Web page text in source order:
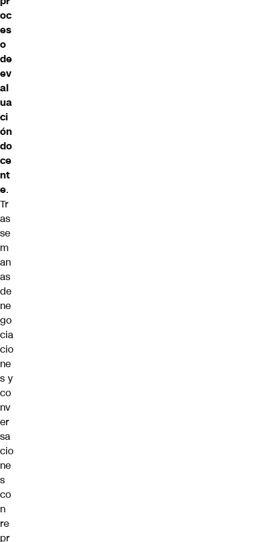
oc
es
o
de
ev
al
ua
ci
ón
do
ce
nt
e.
Tr
as
se
m
an
as
de
ne
go
cia
cio
ne
s y
co
nv
er
sa
cio
ne
s
co
n
re
pr